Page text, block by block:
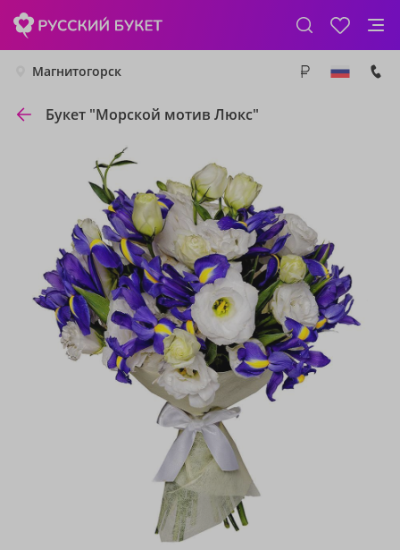
Магнитогорск
Букет "Морской мотив Люкс"